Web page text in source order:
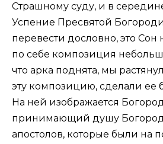
Страшному суду, и в
Успение Пресвятой
перевести дословно, это
по себе композиция
что арка поднята, мы
эту композицию, сделали ее
На ней изображается
принимающий душу
апостолов, которые были на